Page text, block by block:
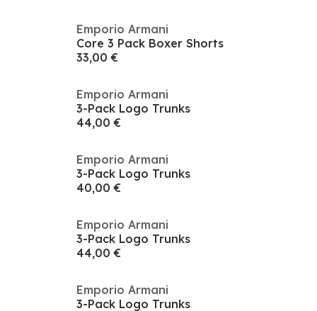
Emporio Armani
Core 3 Pack Boxer Shorts
33,00 €
Emporio Armani
3-Pack Logo Trunks
44,00 €
Emporio Armani
3-Pack Logo Trunks
40,00 €
Emporio Armani
3-Pack Logo Trunks
44,00 €
Emporio Armani
3-Pack Logo Trunks